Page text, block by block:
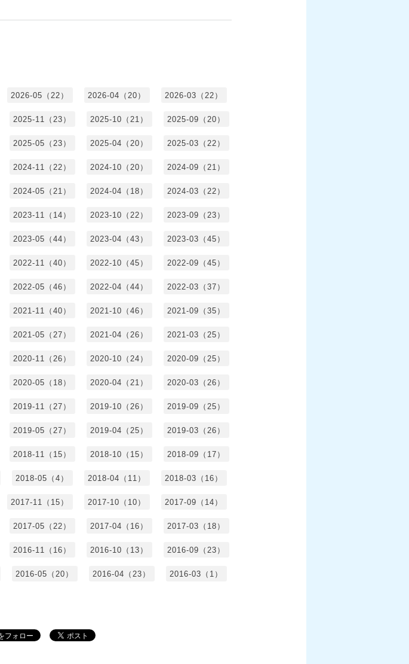
2026-05（22） 2026-04（20） 2026-03（22）
2025-11（23） 2025-10（21） 2025-09（20）
2025-05（23） 2025-04（20） 2025-03（22）
2024-11（22） 2024-10（20） 2024-09（21）
2024-05（21） 2024-04（18） 2024-03（22）
2023-11（14） 2023-10（22） 2023-09（23）
2023-05（44） 2023-04（43） 2023-03（45）
2022-11（40） 2022-10（45） 2022-09（45）
2022-05（46） 2022-04（44） 2022-03（37）
2021-11（40） 2021-10（46） 2021-09（35）
2021-05（27） 2021-04（26） 2021-03（25）
2020-11（26） 2020-10（24） 2020-09（25）
2020-05（18） 2020-04（21） 2020-03（26）
2019-11（27） 2019-10（26） 2019-09（25）
2019-05（27） 2019-04（25） 2019-03（26）
2018-11（15） 2018-10（15） 2018-09（17）
2018-05（4） 2018-04（11） 2018-03（16）
2017-11（15） 2017-10（10） 2017-09（14）
2017-05（22） 2017-04（16） 2017-03（18）
2016-11（16） 2016-10（13） 2016-09（23）
2016-05（20） 2016-04（23） 2016-03（1）